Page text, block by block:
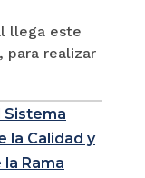
llega este
para realizar
Sistema
la Calidad y
Rama